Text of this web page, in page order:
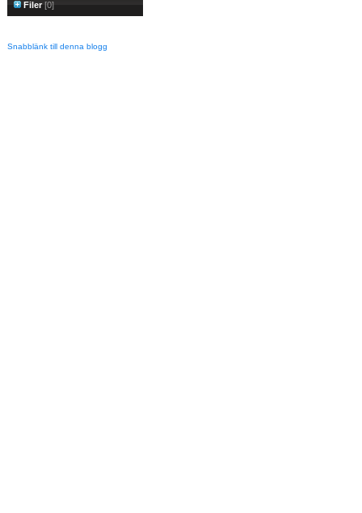
Filer[0]
Snabblänk till denna blogg